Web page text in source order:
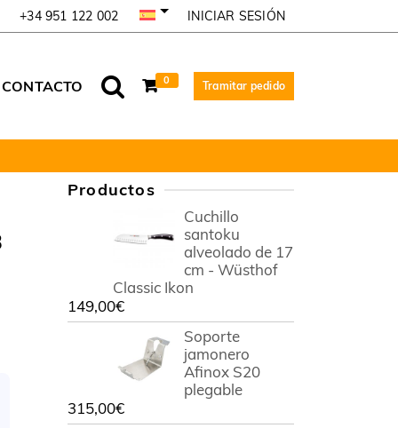
+34 951 122 002 INICIAR SESIÓN
CONTACTO 0 Tramitar pedido
Productos
Cuchillo
santoku
alveolado de 17
cm - Wüsthof
Classic Ikon
149,00€
Soporte
jamonero
Afinox S20
plegable
315,00€